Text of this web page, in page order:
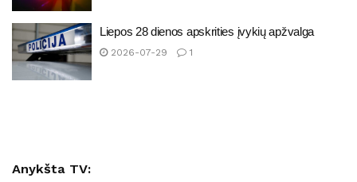
Liepos 28 dienos apskrities įvykių apžvalga
2026-07-29 1
Anykšta TV: